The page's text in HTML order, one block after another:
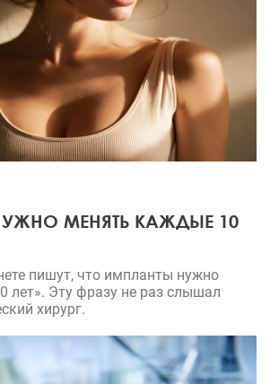
МЕНЯТЬ КАЖДЫЕ 10
пишут, что импланты нужно
лет». Эту фразу не раз слышал
хирург.